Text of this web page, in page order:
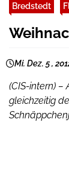
Bredstedt
Mi. Dez. 5 ,
(CIS-intern) –
gleichzeitig